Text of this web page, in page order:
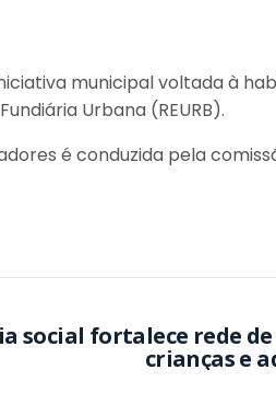
municipal voltada à
Urbana (REURB).
é conduzida pela
a
crianças e